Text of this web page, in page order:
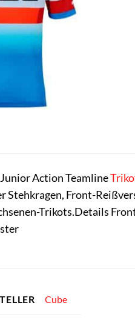
Junior Action Teamline
Stehkragen, Front-
Trikots.Details
Cube